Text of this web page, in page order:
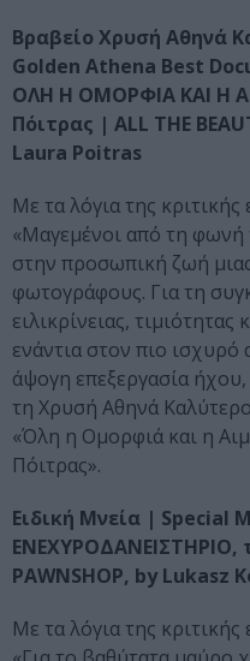
Βραβείο Χρυσή Αθηνά
Golden Athena Best
ΟΛΗ Η ΟΜΟΡΦΙΑ ΚΑΙ Η
Πόιτρας | ΑLL THE
Laura Poitras
Με τα λόγια της κριτικής
«Μαγεμένοι από τη φωνή
στην προσωπική ζωή
φωτογράφους. Για τη
ειλικρίνειας,
ενάντια στον πιο ισχυρό
άψογη επεξεργασία
τη Χρυσή Αθηνά
«Όλη η Ομορφιά και η
Πόιτρας».
Ειδική Μνεία | Special
ΕΝΕΧΥΡΟΔΑΝΕΙΣΤΗΡΙΟ,
PAWNSHOP, by Lukasz
Με τα λόγια της κριτικής